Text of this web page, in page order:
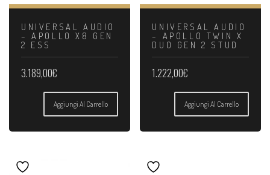
UNIVERSAL AUDIO
– APOLLO X8 GEN
2 ESS
3.189,00€
Aggiungi Al Carrello
UNIVERSAL AUDIO
– APOLLO TWIN X
DUO GEN 2 STUD
1.222,00€
Aggiungi Al Carrello